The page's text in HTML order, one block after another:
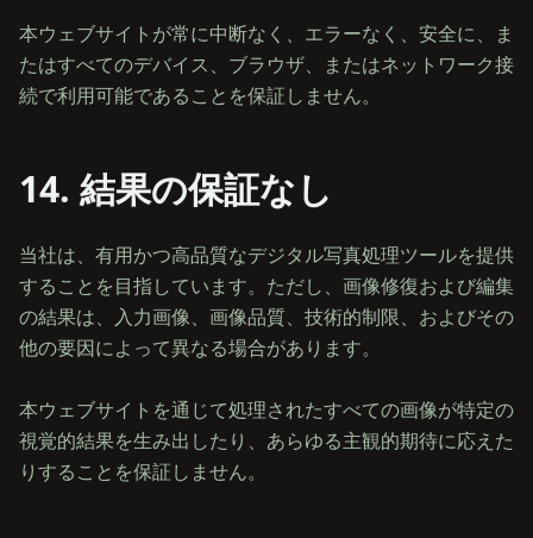
本ウェブサイトが常に中断なく、エラーなく、安全に、ま
たはすべてのデバイス、ブラウザ、またはネットワーク接
14. 結果の保証なし
当社は、有用かつ高品質なデジタル写真処理ツールを提供
することを目指しています。ただし、画像修復および編集
の結果は、入力画像、画像品質、技術的制限、およびその
他の要因によって異なる場合があります。
本ウェブサイトを通じて処理されたすべての画像が特定の
視覚的結果を生み出したり、あらゆる主観的期待に応えた